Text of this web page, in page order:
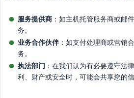
服务提供商 ：如主机托管服务商或邮
务。
业务合作伙伴：如支付处理商或营销
务。
执法部门 ：在我们认为有必要遵守法
利、财产或安全时，可能会共享您的信